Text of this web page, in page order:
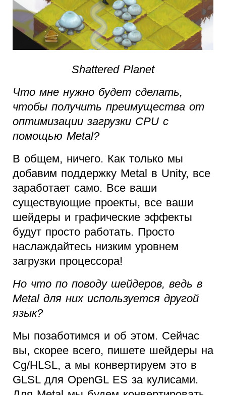
Shattered Planet
Что мне нужно будет сделать,
чтобы получить преимущества от
оптимизации загрузки CPU с
помощью Metal?
В общем, ничего. Как только мы
добавим поддержку Metal в Unity, все
заработает само. Все ваши
существующие проекты, все ваши
шейдеры и графические эффекты
будут просто работать. Просто
наслаждайтесь низким уровнем
загрузки процессора!
Но что по поводу шейдеров, ведь в
Metal для них используется другой
язык?
Мы позаботимся и об этом. Сейчас
вы, скорее всего, пишете шейдеры на
Cg/HLSL, а мы конвертируем это в
GLSL для OpenGL ES за кулисами.